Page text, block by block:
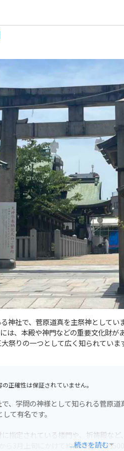
神社で、菅原道真を主祭神として
は、本殿や神門などの重要文化財
祭りの一つとして広く知られてい
正確性は保証されていません。
、学問の神様として知られる菅原
て有名です。
指定されている楼門や、祈祷殿な
ら3月上旬にかけて約100種類、約
...続きを読む